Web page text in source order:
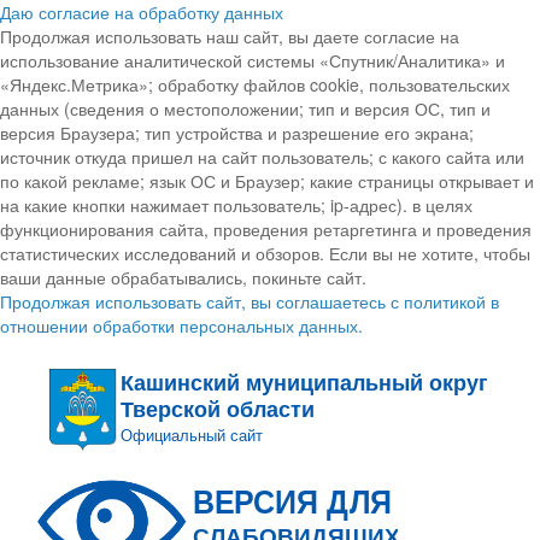
Даю согласие на обработку данных
Продолжая использовать наш сайт, вы даете согласие на
использование аналитической системы «Спутник/Аналитика» и
«Яндекс.Метрика»; обработку файлов cookie, пользовательских
данных (сведения о местоположении; тип и версия ОС, тип и
версия Браузера; тип устройства и разрешение его экрана;
источник откуда пришел на сайт пользователь; с какого сайта или
по какой рекламе; язык ОС и Браузер; какие страницы открывает и
на какие кнопки нажимает пользователь; ip-адрес). в целях
функционирования сайта, проведения ретаргетинга и проведения
статистических исследований и обзоров. Если вы не хотите, чтобы
ваши данные обрабатывались, покиньте сайт.
Продолжая использовать сайт, вы соглашаетесь с политикой в
отношении обработки персональных данных.